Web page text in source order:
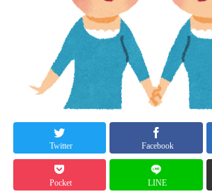
Twitter Facebook
Pocket LINE